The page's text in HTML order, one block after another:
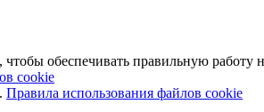
обеспечивать правильную работу
cookie
Правила использования файлов cookie